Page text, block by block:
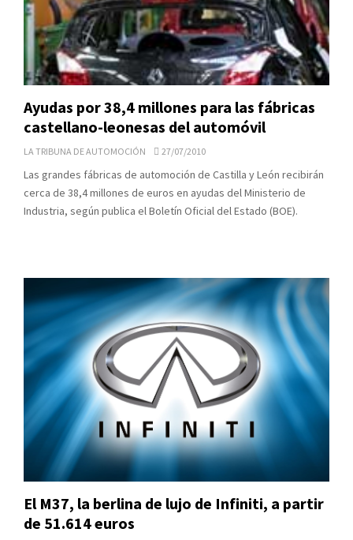
Ayudas por 38,4 millones para las fábricas
castellano-leonesas del automóvil
LA TRIBUNA DE AUTOMOCIÓN 27/07/2010
Las grandes fábricas de automoción de Castilla y León recibirán
cerca de 38,4 millones de euros en ayudas del Ministerio de
Industria, según publica el Boletín Oficial del Estado (BOE).
El M37, la berlina de lujo de Infiniti, a partir
de 51.614 euros